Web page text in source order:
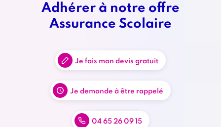
Titre
bloc
Adhérer à notre offre
Assurance Scolaire
Je fais mon devis gratuit
Je demande à être rappelé
04 65 26 09 15